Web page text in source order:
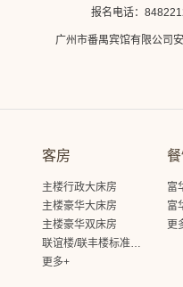
报名电话：
广州市番禺宾馆有限公司
客房
主楼行政大床房
主楼豪华大床房
主楼豪华双床房
联谊楼/联丰楼标准大床房
更多+
富
富
更